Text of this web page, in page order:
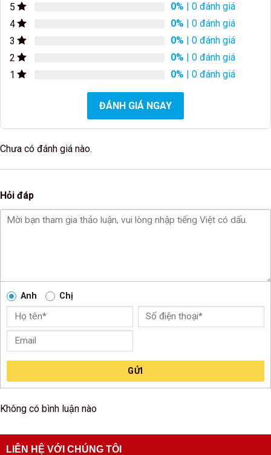
5 0% | 0 đánh giá
4
0% | 0 đánh giá
3
0% | 0 đánh giá
2
0% | 0 đánh giá
1
0% | 0 đánh giá
ĐÁNH GIÁ NGAY
Chưa có đánh giá nào.
Hỏi đáp
Anh Chị
GỬI
Không có bình luận nào
LIÊN HỆ VỚI CHÚNG TÔI